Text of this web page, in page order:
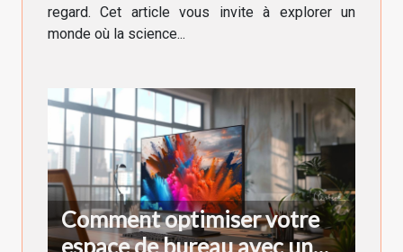
regard. Cet article vous invite à explorer un
monde où la science...
Comment optimiser votre
espace de bureau avec un